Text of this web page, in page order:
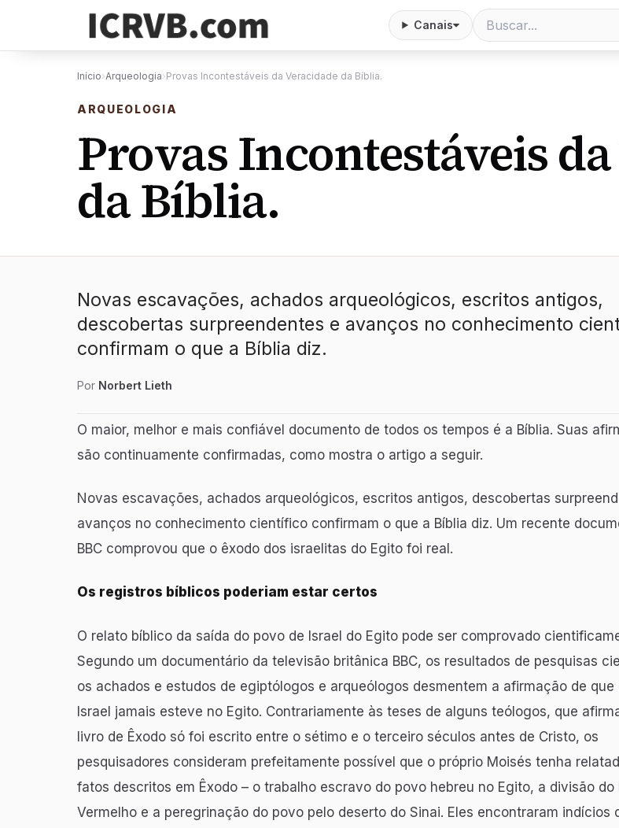
Canais
Início›Arqueologia›Provas Incontestáveis da Veracidade da Bíblia.
ARQUEOLOGIA
Provas Incontestáveis
da Bíblia.
Novas escavações, achados arqueológicos, escritos antigos,
descobertas surpreendentes e avanços no conhecimento
confirmam o que a Bíblia diz.
Por Norbert Lieth
O maior, melhor e mais confiável documento de todos os tempos é a Bíblia. Suas
são continuamente confirmadas, como mostra o artigo a seguir.
Novas escavações, achados arqueológicos, escritos antigos, descobertas
avanços no conhecimento científico confirmam o que a Bíblia diz. Um recente
BBC comprovou que o êxodo dos israelitas do Egito foi real.
Os registros bíblicos poderiam estar certos
O relato bíblico da saída do povo de Israel do Egito pode ser comprovado
Segundo um documentário da televisão britânica BBC, os resultados de pesquisas
os achados e estudos de egiptólogos e arqueólogos desmentem a afirmação de que
Israel jamais esteve no Egito. Contrariamente às teses de alguns teólogos, que
livro de Êxodo só foi escrito entre o sétimo e o terceiro séculos antes de Cristo, os
pesquisadores consideram prefeitamente possível que o próprio Moisés tenha
fatos descritos em Êxodo – o trabalho escravo do povo hebreu no Egito, a divisão do
Vermelho e a peregrinação do povo pelo deserto do Sinai. Eles encontraram indícios